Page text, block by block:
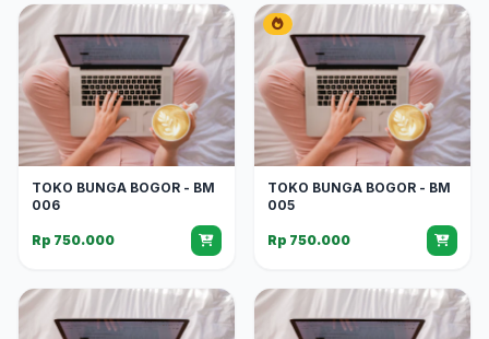
TOKO BUNGA BOGOR - BM
006
Rp 750.000
TOKO BUNGA BOGOR - BM
005
Rp 750.000